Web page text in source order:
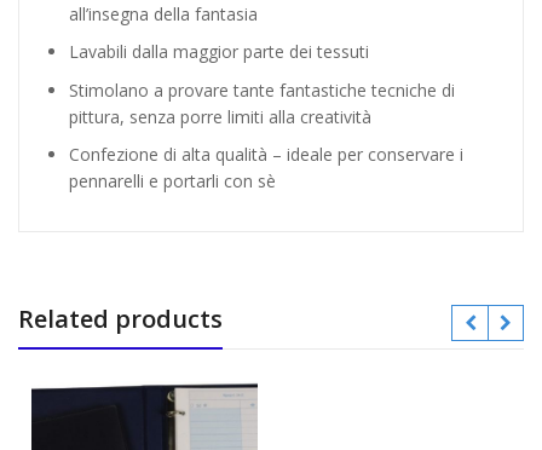
all’insegna della fantasia
Lavabili dalla maggior parte dei tessuti
Stimolano a provare tante fantastiche tecniche di
pittura, senza porre limiti alla creatività
Confezione di alta qualità – ideale per conservare i
pennarelli e portarli con sè
Related products